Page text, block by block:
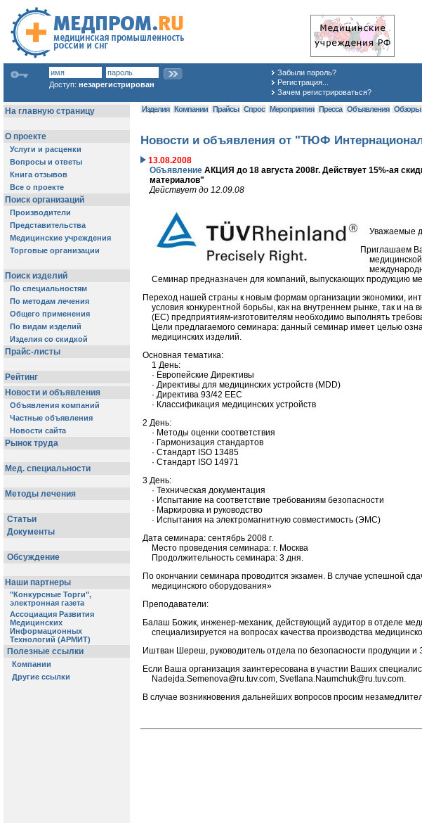
Доступ: незарегистрирован
Забыли пароль?
Регистрация...
Зачем регистрироваться?
Изделия Компании Прайсы Спрос Мероприятия Пресса Объявления Обзоры
Новости и объявления от "ТЮФ
13.08.2008
Объявление АКЦИЯ до 18 августа 2008г. Действует 15%-ая
материалов"
Действует до 12.09.08
Уважаемые
Приглашаем
Семинар предназначен для компаний, выпускающих продукцию
Переход нашей страны к новым формам организации экономики,
условия конкурентной борьбы, как на внутреннем рынке, так и
(ЕС) предприятиям-изготовителям необходимо выполнять
Цели предлагаемого семинара: данный семинар имеет целью
медицинских изделий.
Основная тематика:
1 День:
· Европейские Директивы
· Директивы для медицинских устройств (MDD)
· Директива 93/42 EEC
· Классификация медицинских устройств
2 День:
· Методы оценки соответствия
· Гармонизация стандартов
· Стандарт ISO 13485
· Стандарт ISO 14971
3 День:
· Техническая документация
· Испытание на соответствие требованиям безопасности
· Маркировка и руководство
· Испытания на электромагнитную совместимость (ЭМС)
Дата семинара: сентябрь 2008 г.
Место проведения семинара: г. Москва
Продолжительность семинара: 3 дня.
По окончании семинара проводится экзамен. В случае успешной
медицинского оборудования»
Преподаватели:
Балаш Божик, инженер-механик, действующий аудитор в отделе
специализируется на вопросах качества производства
Иштван Шереш, руководитель отдела по безопасности продукции
Если Ваша организация заинтересована в участии Ваших
Nadejda.Semenova@ru.tuv.com, Svetlana.Naumchuk@ru.tuv.com.
В случае возникновения дальнейших вопросов просим